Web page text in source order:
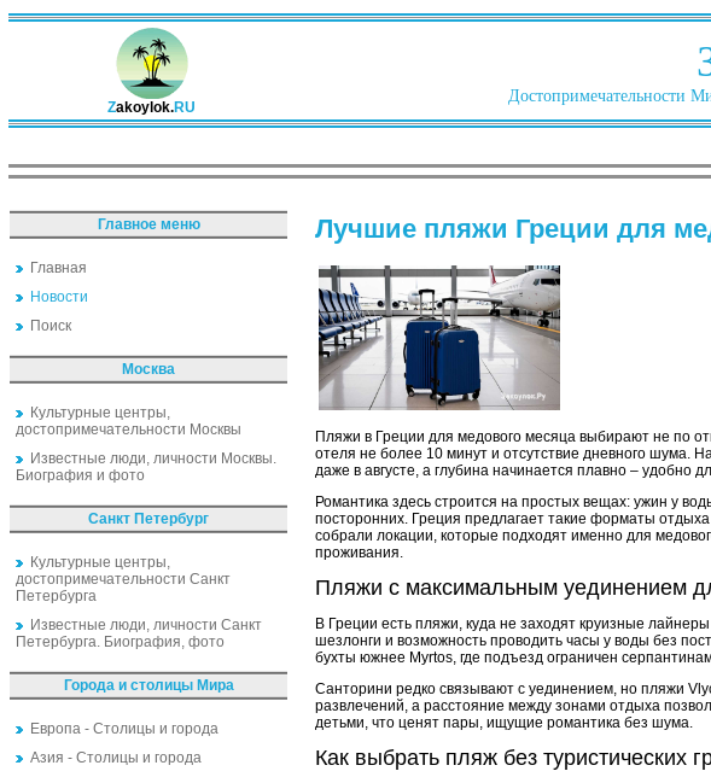
Zakoylok.RU
Достопримечательности
Главное меню
Главная
Новости
Поиск
Москва
Культурные центры,
достопримечательности Москвы
Известные люди, личности Москвы.
Биография и фото
Санкт Петербург
Культурные центры,
достопримечательности Санкт
Петербурга
Известные люди, личности Санкт
Петербурга. Биография, фото
Города и столицы Мира
Европа - Столицы и города
Азия - Столицы и города
Лучшие пляжи Греции для
Пляжи в Греции для медового месяца выбирают не по
отеля не более 10 минут и отсутствие дневного шума.
даже в августе, а глубина начинается плавно – удобно
Романтика здесь строится на простых вещах: ужин у
посторонних. Греция предлагает такие форматы
собрали локации, которые подходят именно для
проживания.
Пляжи с максимальным уединением
В Греции есть пляжи, куда не заходят круизные
шезлонги и возможность проводить часы у воды без
бухты южнее Myrtos, где подъезд ограничен
Санторини редко связывают с уединением, но пляжи
развлечений, а расстояние между зонами отдыха
детьми, что ценят пары, ищущие романтика без шума.
Как выбрать пляж без туристических